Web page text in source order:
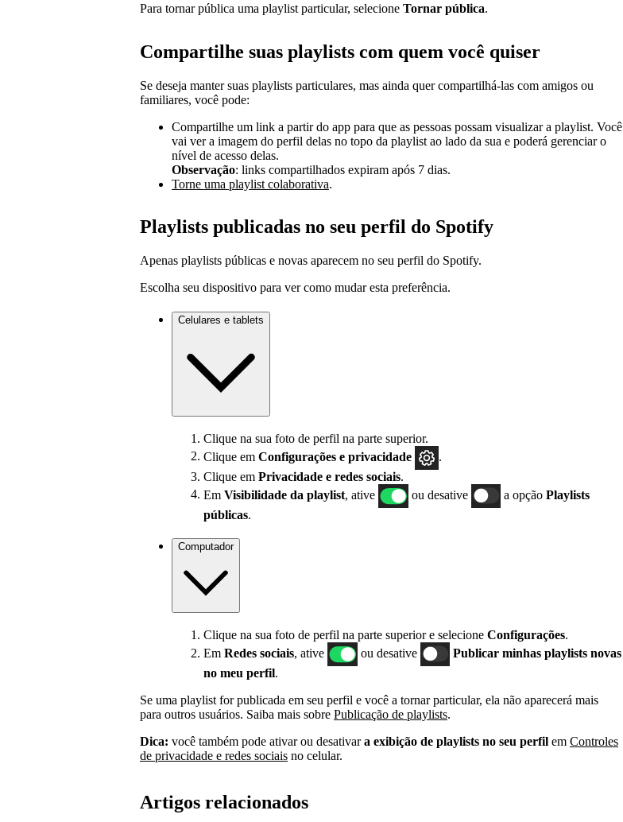
Para tornar pública uma playlist particular, selecione Tornar pública.
Compartilhe suas playlists com quem você quiser
Se deseja manter suas playlists particulares, mas ainda quer compartilhá-las com amigos ou
familiares, você pode:
Compartilhe um link a partir do app para que as pessoas possam visualizar a playlist. Você
vai ver a imagem do perfil delas no topo da playlist ao lado da sua e poderá gerenciar o
nível de acesso delas.
Observação: links compartilhados expiram após 7 dias.
Torne uma playlist colaborativa.
Playlists publicadas no seu perfil do Spotify
Apenas playlists públicas e novas aparecem no seu perfil do Spotify.
Escolha seu dispositivo para ver como mudar esta preferência.
Celulares e tablets
Clique na sua foto de perfil na parte superior.
Clique em Configurações e privacidade
.
Clique em Privacidade e redes sociais.
Em Visibilidade da playlist, ative ou desative a opção Playlists
públicas.
Computador
Clique na sua foto de perfil na parte superior e selecione Configurações.
Em Redes sociais, ative ou desative
Publicar minhas playlists novas
no meu perfil.
Se uma playlist for publicada em seu perfil e você a tornar particular, ela não aparecerá mais
para outros usuários. Saiba mais sobre Publicação de playlists.
Dica: você também pode ativar ou desativara exibição de playlists no seu perfil em Controles
de privacidade e redes sociais no celular.
Artigos relacionados